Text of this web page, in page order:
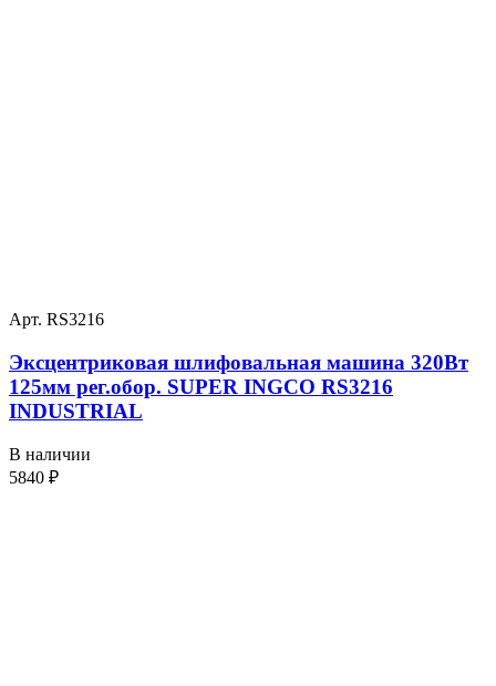
Арт. RS3216
Эксцентриковая шлифовальная машина 320Вт
125мм рег.обор. SUPER INGCO RS3216
INDUSTRIAL
В наличии
5840 ₽